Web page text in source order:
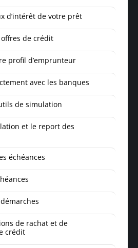
d’intérêt de votre prêt
de crédit
profil d’emprunteur
avec les banques
de simulation
et le report des
échéances
de rachat et de
crédit